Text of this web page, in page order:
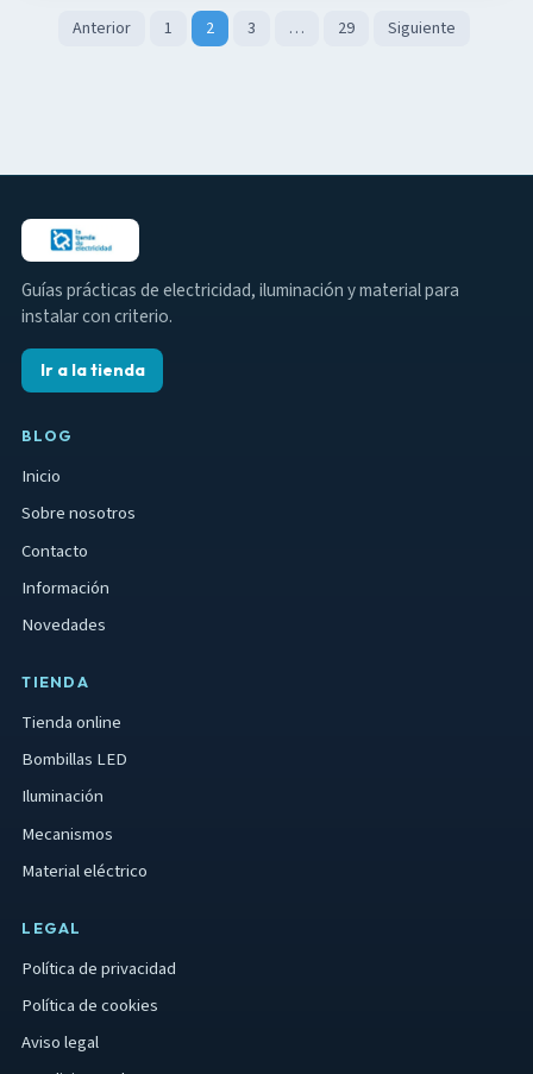
n
c
i
ó
n
d
e
n
t
r
a
d
a
Anterior 1 2 3 … 29 Siguiente
Guías prácticas de electricidad, iluminación y material para
instalar con criterio.
Ir a la tienda
BLOG
Inicio
Sobre nosotros
Contacto
Información
Novedades
TIENDA
Tienda online
Bombillas LED
Iluminación
Mecanismos
Material eléctrico
LEGAL
Política de privacidad
Política de cookies
Aviso legal